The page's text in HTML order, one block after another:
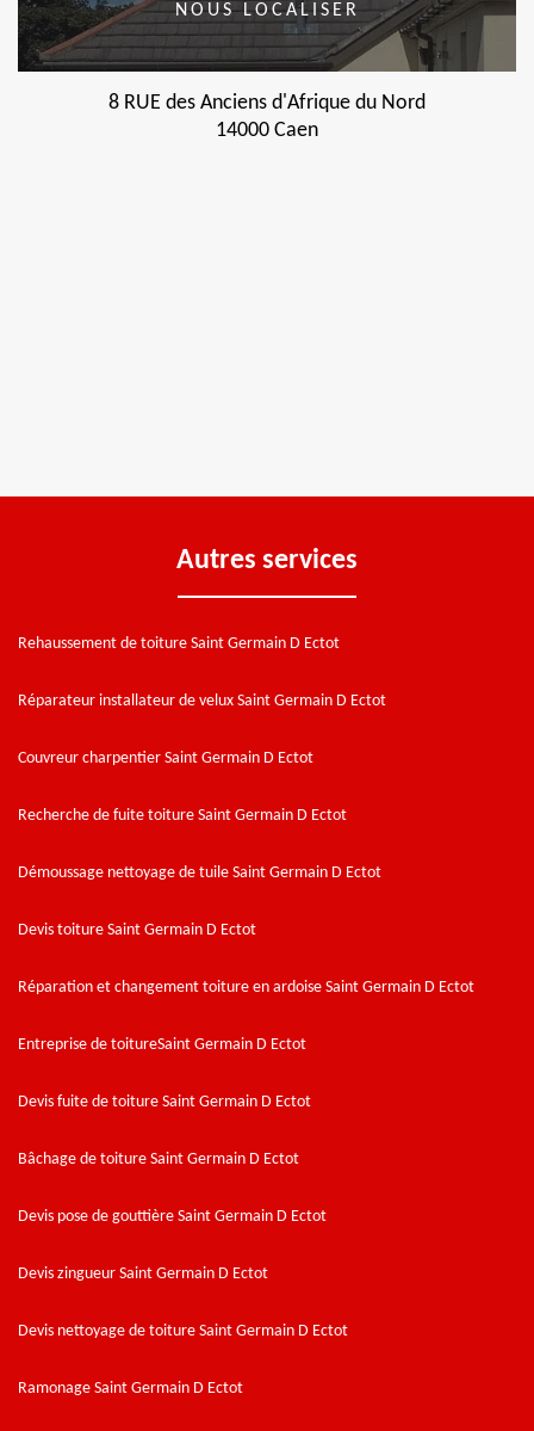
NOUS LOCALISER
8 RUE des Anciens d'Afrique du Nord
14000 Caen
Autres services
Rehaussement de toiture Saint Germain D Ectot
Réparateur installateur de velux Saint Germain D Ectot
Couvreur charpentier Saint Germain D Ectot
Recherche de fuite toiture Saint Germain D Ectot
Démoussage nettoyage de tuile Saint Germain D Ectot
Devis toiture Saint Germain D Ectot
Réparation et changement toiture en ardoise Saint Germain D Ectot
Entreprise de toitureSaint Germain D Ectot
Devis fuite de toiture Saint Germain D Ectot
Bâchage de toiture Saint Germain D Ectot
Devis pose de gouttière Saint Germain D Ectot
Devis zingueur Saint Germain D Ectot
Devis nettoyage de toiture Saint Germain D Ectot
Ramonage Saint Germain D Ectot